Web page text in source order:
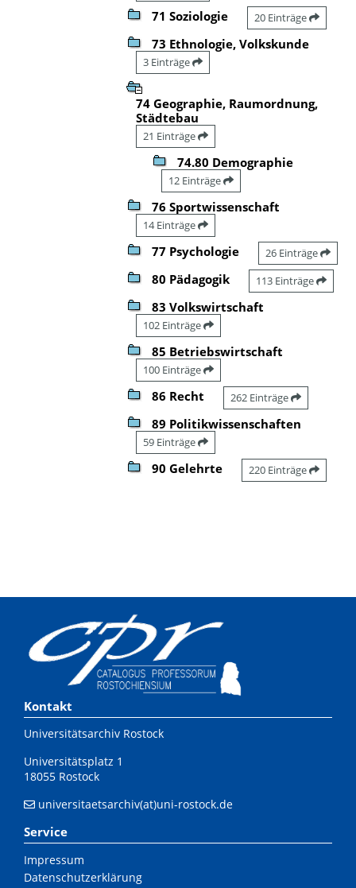
71 Soziologie 20 Einträge
73 Ethnologie, Volkskunde
3 Einträge
74 Geographie, Raumordnung,
Städtebau
21 Einträge
74.80 Demographie
12 Einträge
76 Sportwissenschaft
14 Einträge
77 Psychologie 26 Einträge
80 Pädagogik 113 Einträge
83 Volkswirtschaft
102 Einträge
85 Betriebswirtschaft
100 Einträge
86 Recht 262 Einträge
89 Politikwissenschaften
59 Einträge
90 Gelehrte 220 Einträge
Kontakt
Universitätsarchiv Rostock
Universitätsplatz 1
18055 Rostock
universitaetsarchiv(at)uni-rostock.de
Service
Impressum
Datenschutzerklärung